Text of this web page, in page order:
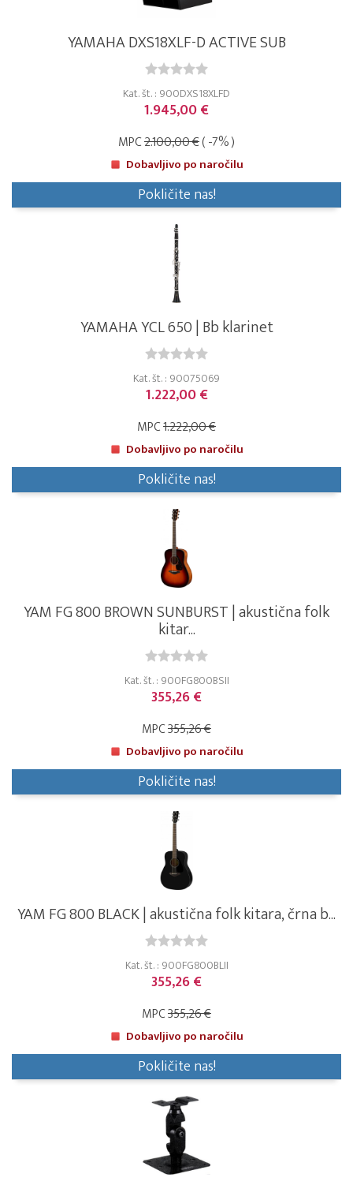
YAMAHA DXS18XLF-D ACTIVE SUB
Kat. št. : 900DXS18XLFD
1.945,00 €
MPC2.100,00 €( -7% )
Dobavljivo po naročilu
Pokličite nas!
YAMAHA YCL 650 | Bb klarinet
Kat. št. : 90075069
1.222,00 €
MPC1.222,00 €
Dobavljivo po naročilu
Pokličite nas!
YAM FG 800 BROWN SUNBURST | akustična folk
kitar...
Kat. št. : 900FG800BSII
355,26 €
MPC355,26 €
Dobavljivo po naročilu
Pokličite nas!
YAM FG 800 BLACK | akustična folk kitara, črna b...
Kat. št. : 900FG800BLII
355,26 €
MPC355,26 €
Dobavljivo po naročilu
Pokličite nas!